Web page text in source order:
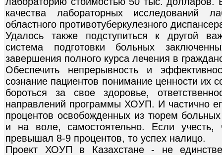
качества лабораторных исследований
областного противотуберкулезного
Удалось также подступиться к другой
система подготовки больных
завершения полного курса лечения в
Обеспечить непрерывность и
сознание пациентов понимание ценности их
бороться за свое здоровье,
направлений программы ХОУП. И частично
процентов освобожденных из тюрем
и на воле, самостоятельно. Если учесть,
превышал 8-9 процентов, то успех налицо.
Проект ХОУП в Казахстане - не